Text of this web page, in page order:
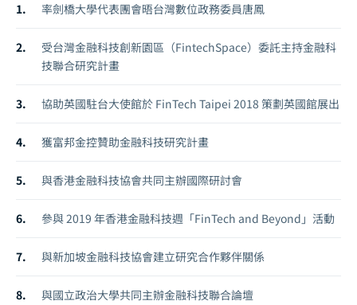
率劍橋大學代表團會晤台灣數位政務委員唐鳳
受台灣金融科技創新園區（FintechSpace）委託主持金融科
技聯合研究計畫
協助英國駐台大使館於 FinTech Taipei 2018 策劃英國館展出
獲富邦金控贊助金融科技研究計畫
與香港金融科技協會共同主辦國際研討會
參與 2019 年香港金融科技週「FinTech and Beyond」活動
與新加坡金融科技協會建立研究合作夥伴關係
與國立政治大學共同主辦金融科技聯合論壇